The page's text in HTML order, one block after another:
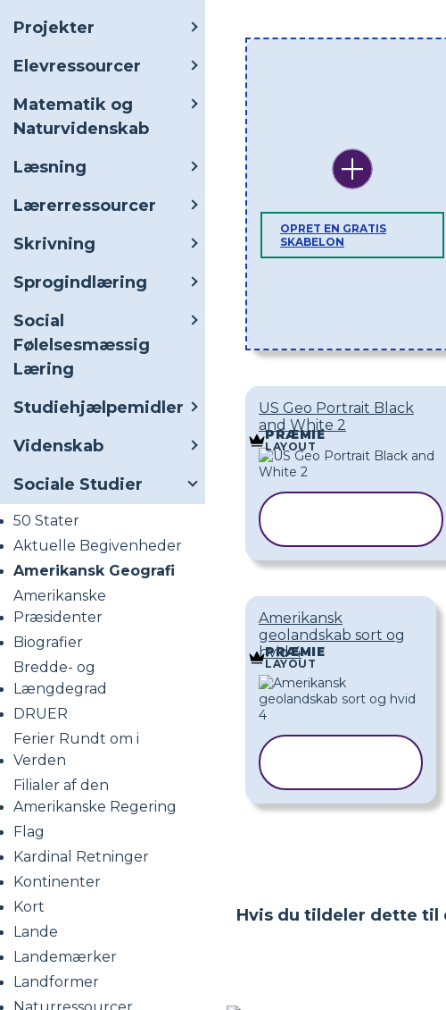
Projekter
Elevressourcer
Matematik og
Naturvidenskab
Læsning
Lærerressourcer
Skrivning
Sprogindlæring
Social
Følelsesmæssig
Læring
Studiehjælpemidler
Videnskab
Sociale Studier
50 Stater
Aktuelle Begivenheder
Amerikansk Geografi
Amerikanske
Præsidenter
Biografier
Bredde- og
Længdegrad
DRUER
Ferier Rundt om i
Verden
Filialer af den
Amerikanske Regering
Flag
Kardinal Retninger
Kontinenter
Kort
Lande
Landemærker
Landformer
OPRET EN GRATIS
SKABELON
US Geo Portrait Black
and White 2
PRÆMIE
LAYOUT
Amerikansk
geolandskab sort og
hvid 4
PRÆMIE
LAYOUT
Hvis du tildeler dette til